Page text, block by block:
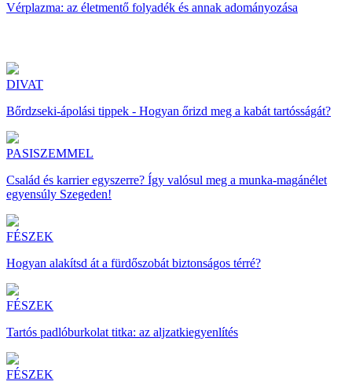
Vérplazma: az életmentő folyadék és annak adományozása
DIVAT
Bőrdzseki-ápolási tippek - Hogyan őrizd meg a kabát tartósságát?
PASISZEMMEL
Család és karrier egyszerre? Így valósul meg a munka-magánélet
egyensúly Szegeden!
FÉSZEK
Hogyan alakítsd át a fürdőszobát biztonságos térré?
FÉSZEK
Tartós padlóburkolat titka: az aljzatkiegyenlítés
FÉSZEK